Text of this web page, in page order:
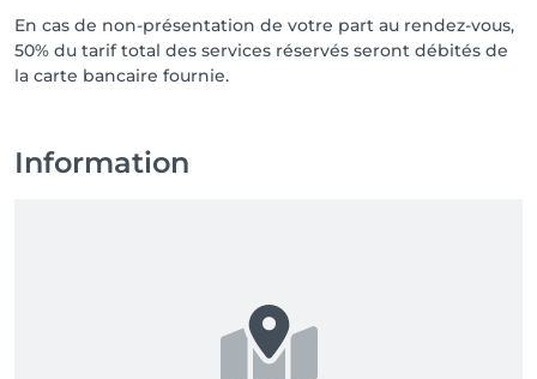
En cas de non-présentation de votre part au rendez-vous,
50% du tarif total des services réservés seront débités de
la carte bancaire fournie.
Information